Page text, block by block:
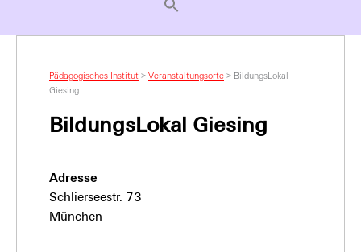
Pädagogisches Institut > Veranstaltungsorte > BildungsLokal
Giesing
BildungsLokal Giesing
Adresse
Schlierseestr. 73
München